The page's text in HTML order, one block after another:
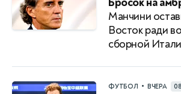
Манчини
Восток ради
сборной
ФУТБОЛ • ВЧЕРА